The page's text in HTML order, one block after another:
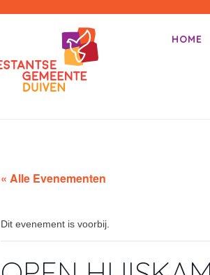
Primair
Spring
HOME
« Alle Evenementen
Dit evenement is voorbij.